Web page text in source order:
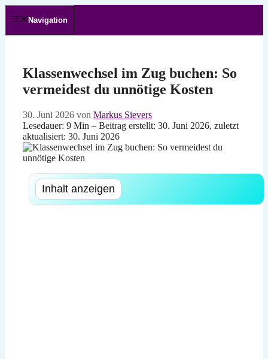
Zum
Inhalt Navigation
Klassenwechsel im Zug buchen: So
vermeidest du unnötige Kosten
30. Juni 2026 von Markus Sievers
Lesedauer: 9 Min – Beitrag erstellt: 30. Juni 2026, zuletzt
aktualisiert: 30. Juni 2026
Inhalt anzeigen